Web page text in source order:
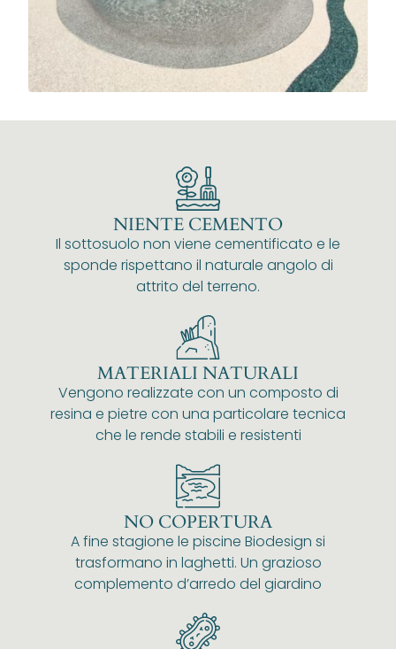
NIENTE CEMENTO
Il sottosuolo non viene cementificato e le
sponde rispettano il naturale angolo di
attrito del terreno.
MATERIALI NATURALI
Vengono realizzate con un composto di
resina e pietre con una particolare tecnica
che le rende stabili e resistenti
NO COPERTURA
A fine stagione le piscine Biodesign si
trasformano in laghetti. Un grazioso
complemento d’arredo del giardino